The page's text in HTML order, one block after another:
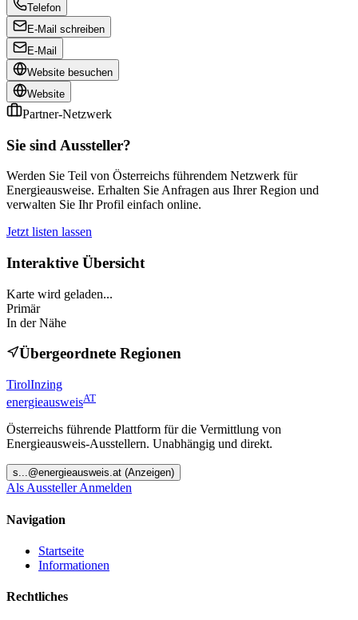
Telefon
E-Mail schreiben
E-Mail
Website besuchen
Website
Partner-Netzwerk
Sie sind Aussteller?
Werden Sie Teil von Österreichs führendem Netzwerk für
Energieausweise. Erhalten Sie Anfragen aus Ihrer Region und
verwalten Sie Ihr Profil einfach online.
Jetzt listen lassen
Interaktive Übersicht
Karte wird geladen...
Primär
In der Nähe
Übergeordnete Regionen
TirolInzing
energieausweisAT
Österreichs führende Plattform für die Vermittlung von
Energieausweis-Ausstellern. Unabhängig und direkt.
s...@energieausweis.at (Anzeigen)
Als Aussteller Anmelden
Navigation
Startseite
Informationen
Rechtliches